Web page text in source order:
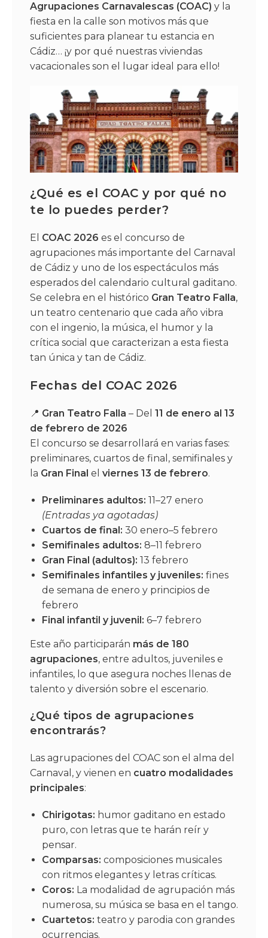
Agrupaciones Carnavalescas (COAC) y la
fiesta en la calle son motivos más que
suficientes para planear tu estancia en
Cádiz… ¡y por qué nuestras viviendas
vacacionales son el lugar ideal para ello!
¿Qué es el COAC y por qué no
te lo puedes perder?
El COAC 2026 es el concurso de
agrupaciones más importante del Carnaval
de Cádiz y uno de los espectáculos más
esperados del calendario cultural gaditano.
Se celebra en el histórico Gran Teatro Falla,
un teatro centenario que cada año vibra
con el ingenio, la música, el humor y la
crítica social que caracterizan a esta fiesta
tan única y tan de Cádiz.
Fechas del COAC 2026
📍 Gran Teatro Falla – Del 11 de enero al 13
de febrero de 2026
El concurso se desarrollará en varias fases:
preliminares, cuartos de final, semifinales y
la Gran Final el viernes 13 de febrero.
Preliminares adultos: 11–27 enero
(Entradas ya agotadas)
Cuartos de final: 30 enero–5 febrero
Semifinales adultos: 8–11 febrero
Gran Final (adultos): 13 febrero
Semifinales infantiles y juveniles: fines
de semana de enero y principios de
febrero
Final infantil y juvenil: 6–7 febrero
Este año participarán más de 180
agrupaciones, entre adultos, juveniles e
infantiles, lo que asegura noches llenas de
talento y diversión sobre el escenario.
¿Qué tipos de agrupaciones
encontrarás?
Las agrupaciones del COAC son el alma del
Carnaval, y vienen en cuatro modalidades
principales:
Chirigotas: humor gaditano en estado
puro, con letras que te harán reír y
pensar.
Comparsas: composiciones musicales
con ritmos elegantes y letras críticas.
Coros: La modalidad de agrupación más
numerosa, su música se basa en el tango.
Cuartetos: teatro y parodia con grandes
ocurrencias.